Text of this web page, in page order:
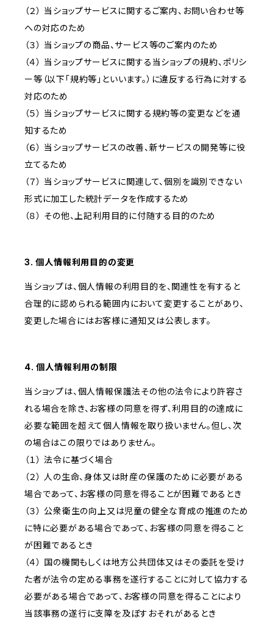
（２） 当ショップサービスに関するご案内、お問い合わせ等
への対応のため
（３） 当ショップの商品、サービス等のご案内のため
（４） 当ショップサービスに関する当ショップの規約、ポリシ
ー等（以下「規約等」といいます。）に違反する行為に対する
対応のため
（５） 当ショップサービスに関する規約等の変更などを通
知するため
（６） 当ショップサービスの改善、新サービスの開発等に役
立てるため
（７） 当ショップサービスに関連して、個別を識別できない
形式に加工した統計データを作成するため
（８） その他、上記利用目的に付随する目的のため
3. 個人情報利用目的の変更
当ショップは、個人情報の利用目的を、関連性を有すると
合理的に認められる範囲内において変更することがあり、
変更した場合にはお客様に通知又は公表します。
4. 個人情報利用の制限
当ショップは、個人情報保護法その他の法令により許容さ
れる場合を除き、お客様の同意を得ず、利用目的の達成に
必要な範囲を超えて個人情報を取り扱いません。但し、次
の場合はこの限りではありません。
（１） 法令に基づく場合
（２） 人の生命、身体又は財産の保護のために必要がある
場合であって、お客様の同意を得ることが困難であるとき
（３） 公衆衛生の向上又は児童の健全な育成の推進のため
に特に必要がある場合であって、お客様の同意を得ること
が困難であるとき
（４） 国の機関もしくは地方公共団体又はその委託を受け
た者が法令の定める事務を遂行することに対して協力する
必要がある場合であって、お客様の同意を得ることにより
当該事務の遂行に支障を及ぼすおそれがあるとき